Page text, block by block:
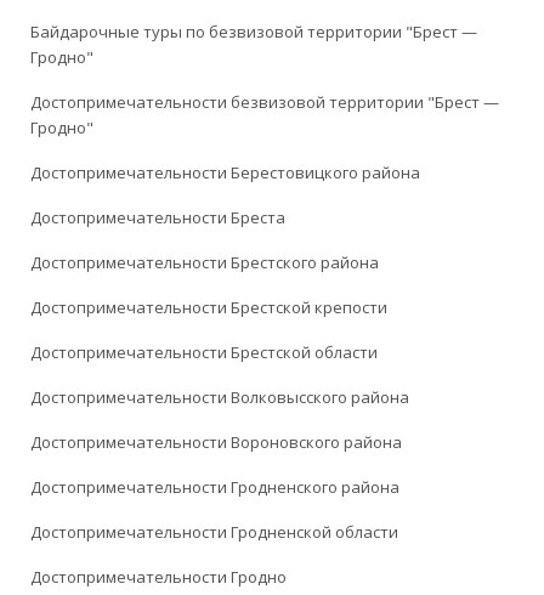
Байдарочные туры по безвизовой территории "Брест —
Гродно"
Достопримечательности безвизовой территории "Брест —
Гродно"
Достопримечательности Берестовицкого района
Достопримечательности Бреста
Достопримечательности Брестского района
Достопримечательности Брестской крепости
Достопримечательности Брестской области
Достопримечательности Волковысского района
Достопримечательности Вороновского района
Достопримечательности Гродненского района
Достопримечательности Гродненской области
Достопримечательности Гродно